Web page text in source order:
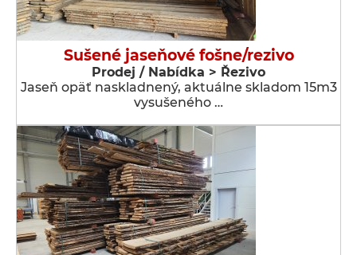
Sušené jaseňové fošne/rezivo
Prodej / Nabídka > Řezivo
Jaseň opäť naskladnený, aktuálne skladom 15m3
vysušeného …